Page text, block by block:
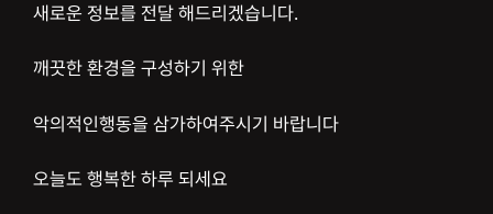
새로운 정보를 전달 해드리겠습니다.
깨끗한 환경을 구성하기 위한
악의적인행동을 삼가하여주시기 바랍니다
오늘도 행복한 하루 되세요